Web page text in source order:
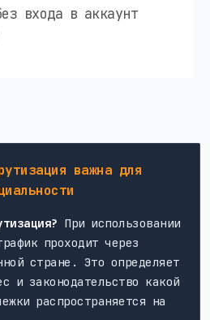
входа в аккаунт
важна для
При использовании
проходит через
стране. Это определяет
и законодательство какой
распространяется на